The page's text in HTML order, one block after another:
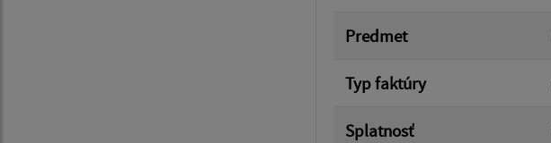
Predmet
Typ faktúry
Splatnosť